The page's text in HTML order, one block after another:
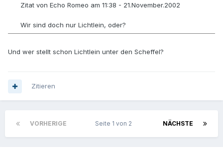
Zitat von Echo Romeo am 11:38 - 21.November.2002
Wir sind doch nur Lichtlein, oder?
Und wer stellt schon Lichtlein unter den Scheffel?
Zitieren
VORHERIGE NÄCHSTE
Seite 1 von 2